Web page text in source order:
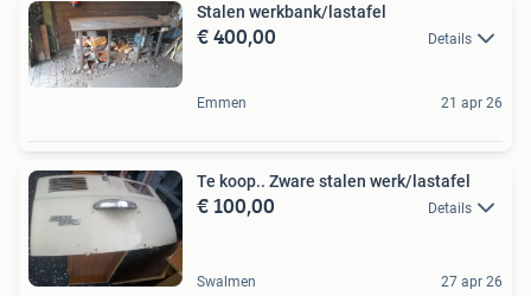
Stalen werkbank/lastafel
€ 400,00 Details
Emmen 21 apr 26
Te koop.. Zware stalen werk/lastafel
€ 100,00 Details
Swalmen 27 apr 26